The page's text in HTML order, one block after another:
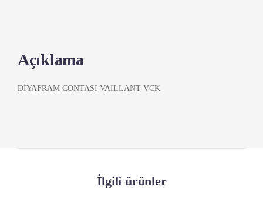
Açıklama
DİYAFRAM CONTASI VAILLANT VCK
İlgili ürünler